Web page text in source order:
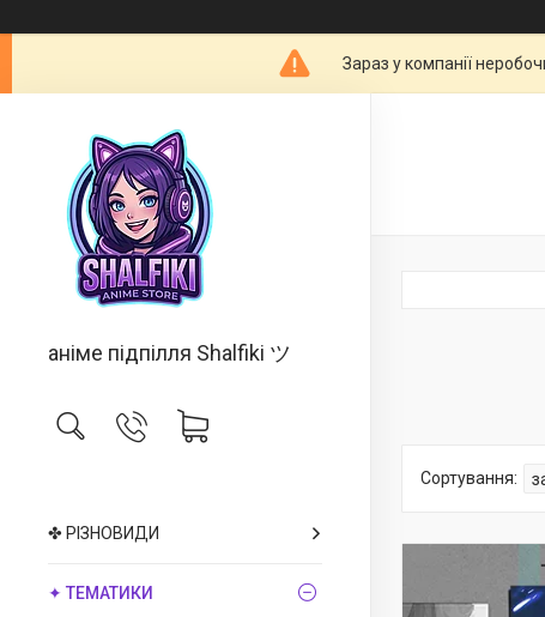
Зараз у компанії
аніме підпілля Shalfiki ツ
✤ РІЗНОВИДИ
✦ ТЕМАТИКИ